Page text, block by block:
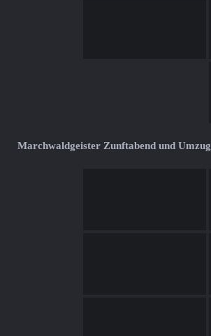
Marchwaldgeister Zunftabend und Umzug